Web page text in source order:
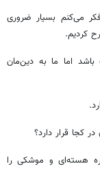
می‌کنم بسیار ضروری
کردیم.
اما ما به دین‌مان
کجا قرار دارد؟
هسته‌ای و موشکی را